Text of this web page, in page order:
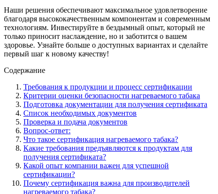
Наши решения обеспечивают максимальное удовлетворение
благодаря высококачественным компонентам и современным
технологиям. Инвестируйте в бездымный опыт, который не
только приносит наслаждение, но и заботится о вашем
здоровье. Узнайте больше о доступных вариантах и сделайте
первый шаг к новому качеству!
Содержание
Требования к продукции и процесс сертификации
Критерии оценки безопасности нагреваемого табака
Подготовка документации для получения сертификата
Список необходимых документов
Проверка и подача документов
Вопрос-ответ:
Что такое сертификация нагреваемого табака?
Какие требования предъявляются к продуктам для
получения сертификата?
Какой опыт компании важен для успешной
сертификации?
Почему сертификация важна для производителей
нагреваемого табака?